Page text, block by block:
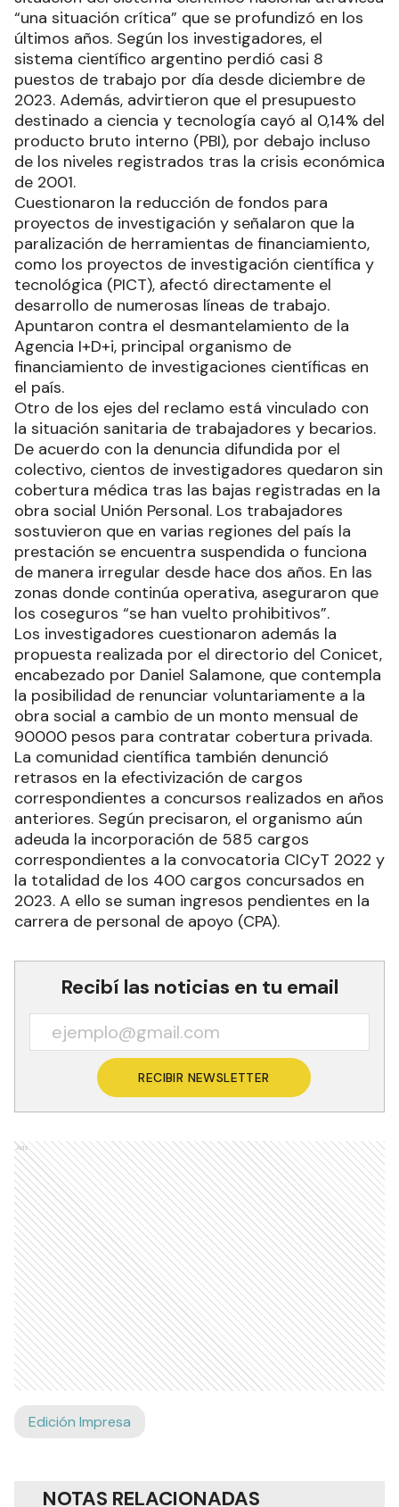
“una situación crítica” que se profundizó en los
últimos años. Según los investigadores, el
sistema científico argentino perdió casi 8
puestos de trabajo por día desde diciembre de
2023. Además, advirtieron que el presupuesto
destinado a ciencia y tecnología cayó al 0,14% del
producto bruto interno (PBI), por debajo incluso
de los niveles registrados tras la crisis económica
de 2001.
Cuestionaron la reducción de fondos para
proyectos de investigación y señalaron que la
paralización de herramientas de financiamiento,
como los proyectos de investigación científica y
tecnológica (PICT), afectó directamente el
desarrollo de numerosas líneas de trabajo.
Apuntaron contra el desmantelamiento de la
Agencia I+D+i, principal organismo de
financiamiento de investigaciones científicas en
el país.
Otro de los ejes del reclamo está vinculado con
la situación sanitaria de trabajadores y becarios.
De acuerdo con la denuncia difundida por el
colectivo, cientos de investigadores quedaron sin
cobertura médica tras las bajas registradas en la
obra social Unión Personal. Los trabajadores
sostuvieron que en varias regiones del país la
prestación se encuentra suspendida o funciona
de manera irregular desde hace dos años. En las
zonas donde continúa operativa, aseguraron que
los coseguros “se han vuelto prohibitivos”.
Los investigadores cuestionaron además la
propuesta realizada por el directorio del Conicet,
encabezado por Daniel Salamone, que contempla
la posibilidad de renunciar voluntariamente a la
obra social a cambio de un monto mensual de
90000 pesos para contratar cobertura privada.
La comunidad científica también denunció
retrasos en la efectivización de cargos
correspondientes a concursos realizados en años
anteriores. Según precisaron, el organismo aún
adeuda la incorporación de 585 cargos
correspondientes a la convocatoria CICyT 2022 y
la totalidad de los 400 cargos concursados en
2023. A ello se suman ingresos pendientes en la
carrera de personal de apoyo (CPA).
Recibí las noticias en tu email
RECIBIR NEWSLETTER
Ads
Edición Impresa
NOTAS RELACIONADAS